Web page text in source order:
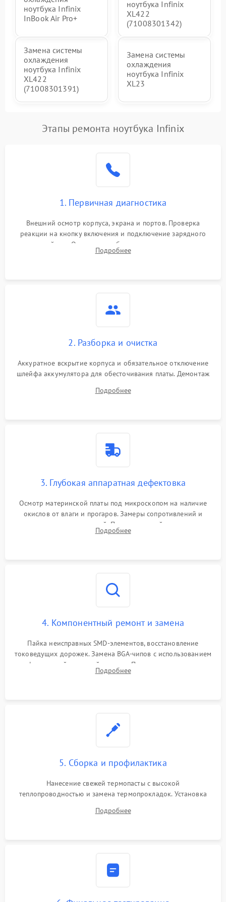
ноутбука Infinix
InBook Air Pro+
ноутбука Infinix
XL422
(71008301342)
Замена системы
охлаждения
ноутбука Infinix
XL422
(71008301391)
Замена системы
охлаждения
ноутбука Infinix
XL23
Этапы ремонта ноутбука Infinix
1. Первичная диагностика
Внешний осмотр корпуса, экрана и портов. Проверка
реакции на кнопку включения и подключение зарядного
устройства. Оценка потребления тока с помощью
лабораторного блока питания для локализации проблемы.
Подробнее
2. Разборка и очистка
Аккуратное вскрытие корпуса и обязательное отключение
шлейфа аккумулятора для обесточивания платы. Демонтаж
высохшей термопасты с кристаллов чипов.
Подробнее
3. Глубокая аппаратная дефектовка
Осмотр материнской платы под микроскопом на наличие
окислов от влаги и прогаров. Замеры сопротивлений и
дежурных напряжений. Проверка цепей питания,
мультиконтроллера, процессора и видеочипа.
Подробнее
4. Компонентный ремонт и замена
Пайка неисправных SMD-элементов, восстановление
токоведущих дорожек. Замена BGA-чипов с использованием
инфракрасной паяльной станции. Прошивка микросхемы
BIOS или замена поврежденных портов USB
Подробнее
5. Сборка и профилактика
Нанесение свежей термопасты с высокой
теплопроводностью и замена термопрокладок. Установка
шлейфов, модулей памяти и накопителей. Предварительная
Подробнее